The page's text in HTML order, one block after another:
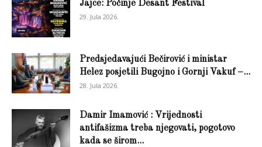
Jajce: Počinje Desant Festival
29. Jula 2026.
Predsjedavajući Bečirović i ministar
Helez posjetili Bugojno i Gornji Vakuf –...
28. Jula 2026.
Damir Imamović : Vrijednosti
antifašizma treba njegovati, pogotovo
kada se širom...